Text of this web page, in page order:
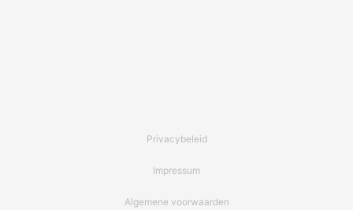
Privacybeleid
Impressum
Algemene voorwaarden